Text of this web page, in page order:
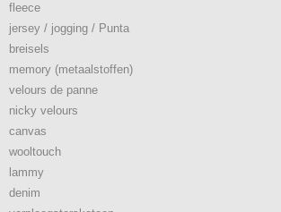
fleece
jersey / jogging / Punta
breisels
memory (metaalstoffen)
velours de panne
nicky velours
canvas
wooltouch
lammy
denim